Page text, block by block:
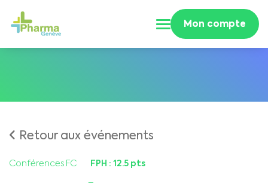
Mon compte
Retour aux événements
Conférences FC FPH : 12.5 pts